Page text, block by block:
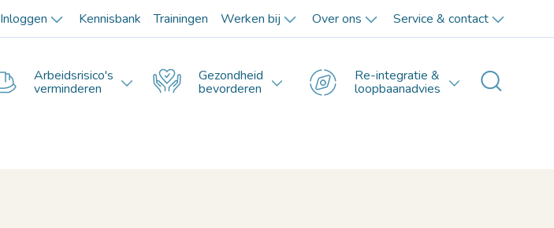
Inloggen Kennisbank Trainingen Werken bij Over ons Service & contact
Arbeidsrisico's
verminderen
Gezondheid
bevorderen
Re-integratie &
loopbaanadvies